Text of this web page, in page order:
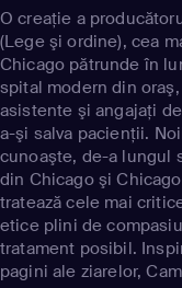
O creaţie a
(Lege şi ordine), cea
Chicago pătrunde în
spital modern din
asistente şi angajaţi
a-şi salva pacienţii.
cunoaşte, de-a lungul
din Chicago şi
tratează cele mai
etice plini de
tratament posibil.
pagini ale ziarelor,